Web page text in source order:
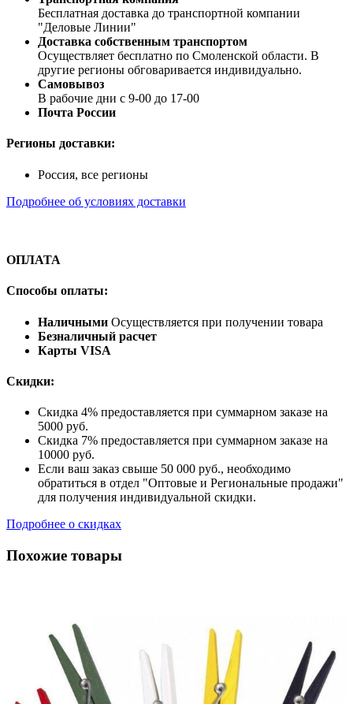
Бесплатная доставка до транспортной компании
"Деловые Линии"
Доставка собственным транспортом
Осуществляет бесплатно по Смоленской области. В
другие регионы обговаривается индивидуально.
Самовывоз
В рабочие дни с 9-00 до 17-00
Почта России
Регионы доставки:
Россия, все регионы
Подробнее об условиях доставки
ОПЛАТА
Способы оплаты:
Наличными Осуществляется при получении товара
Безналичный расчет
Карты VISA
Скидки:
Скидка 4% предоставляется при суммарном заказе на
5000 руб.
Скидка 7% предоставляется при суммарном заказе на
10000 руб.
Если ваш заказ свыше 50 000 руб., необходимо
обратиться в отдел "Оптовые и Региональные продажи"
для получения индивидуальной скидки.
Подробнее о скидках
Похожие товары